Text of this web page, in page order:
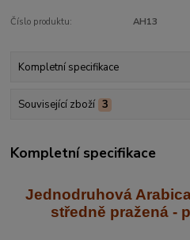
Číslo produktu: AH13
Kompletní specifikace
Související zboží 3
Kompletní specifikace
Jednodruhová
středně pražená -